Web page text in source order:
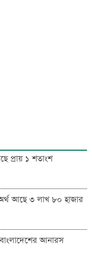
প্রায় ১ শতাংশ
আছে ৩ লাখ ৮০ হাজার
বাংলাদেশের আনারস